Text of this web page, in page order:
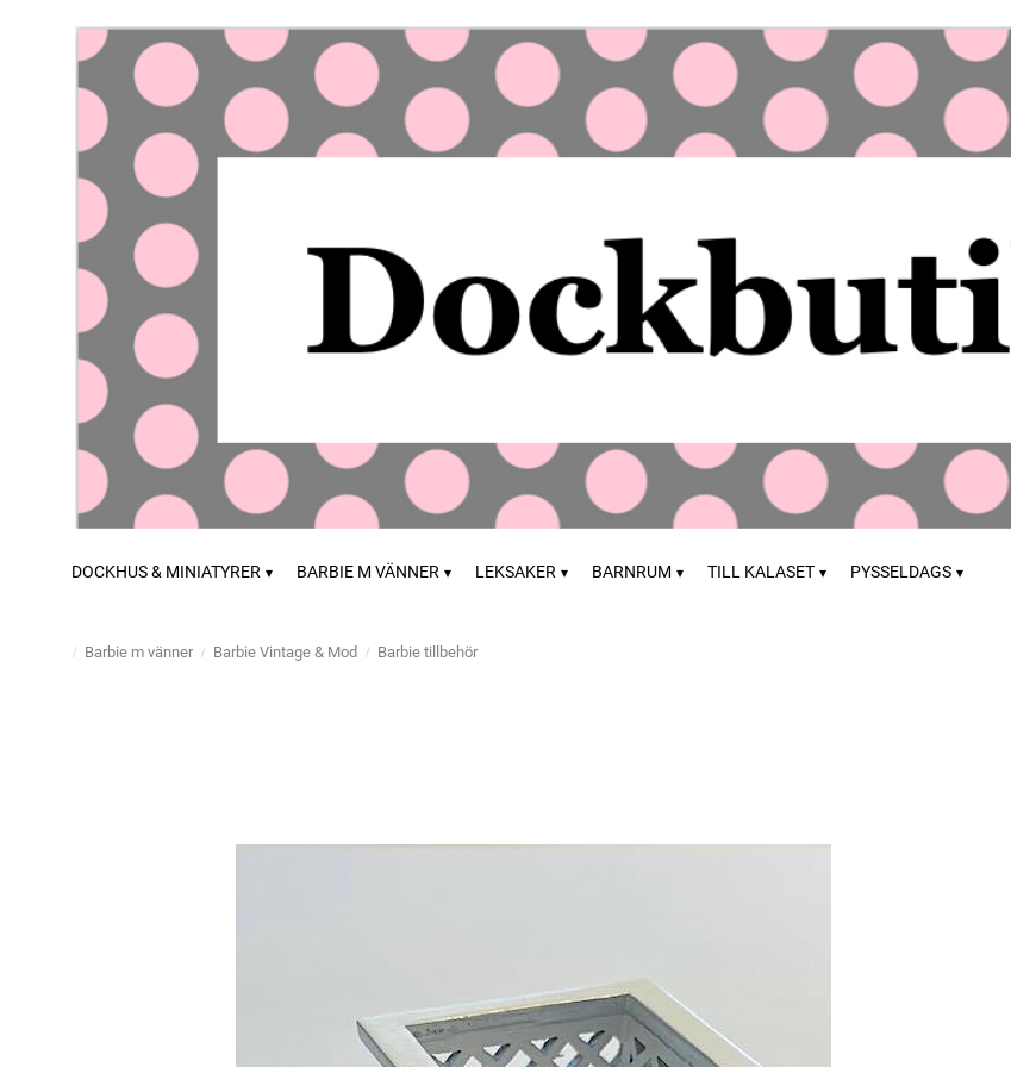
DOCKHUS & MINIATYRER BARBIE M VÄNNER LEKSAKER BARNRUM TILL KALASET PYSSELDAGS
Barbie m vänner Barbie Vintage & Mod Barbie tillbehör